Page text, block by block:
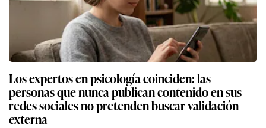
Los expertos en psicología coinciden: las
personas que nunca publican contenido en sus
redes sociales no pretenden buscar validación
externa